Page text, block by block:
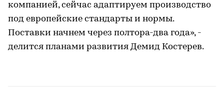
компанией, сейчас адаптируем производство
под европейские стандарты и нормы.
Поставки начнем через полтора-два года», -
делится планами развития Демид Костерев.